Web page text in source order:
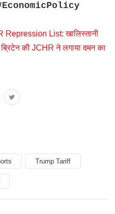
Repression List: खालिस्तानी
की JCHR ने लगाया दमन का
Trump Tariff